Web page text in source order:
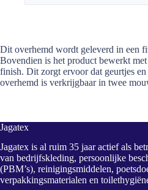
Dit overhemd wordt geleverd in een
Bovendien is het product bewerkt
finish. Dit zorgt ervoor dat geurtjes
overhemd is verkrijgbaar in twee
Jagatex
Jagatex is al ruim 35 jaar actief als
van bedrijfskleding, persoonlijke
(PBM’s), reinigingsmiddelen,
verpakkingsmaterialen en